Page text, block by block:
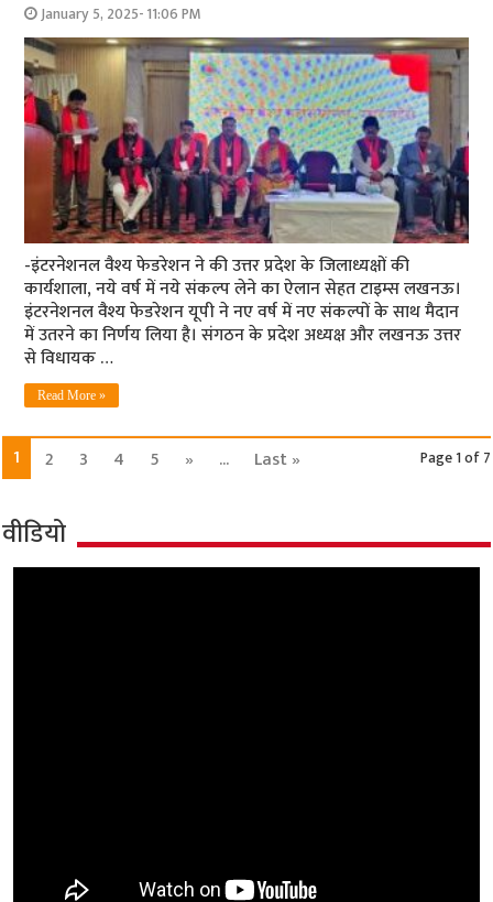
January 5, 2025- 11:06 PM
-इंटरनेशनल वैश्य फेडरेशन ने की उत्तर प्रदेश के जिलाध्यक्षों की
कार्यशाला, नये वर्ष में नये संकल्प लेने का ऐलान सेहत टाइम्स लखनऊ।
इंटरनेशनल वैश्य फेडरेशन यूपी ने नए वर्ष में नए संकल्पों के साथ मैदान
में उतरने का निर्णय लिया है। संगठन के प्रदेश अध्यक्ष और लखनऊ उत्तर
से विधायक …
Read More »
Page 1 of 7
1 2 3 4 5 » ... Last »
वीडियो